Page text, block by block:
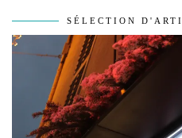
SÉLECTION